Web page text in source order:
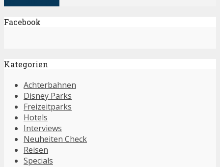
Facebook
Kategorien
Achterbahnen
Disney Parks
Freizeitparks
Hotels
Interviews
Neuheiten Check
Reisen
Specials